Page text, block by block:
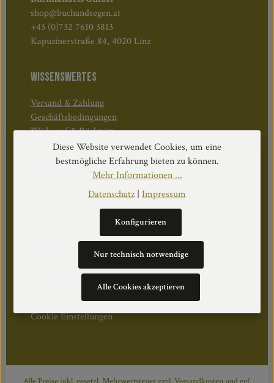
shop@buchundsegen.at
+43 (0)732 7610 3813
Kapuzinerstraße 84, 4020 Linz
WISSENSWERTES
Versand & Zahlung
Geschäftsbedingungen
Widerruf & Rücktritt
Öffnungszeiten:
Mo–Do: 08:30–17:00 Uhr
Fr: 08:30–12:30 Uhr
Cookie Einstellungen
Diese Website verwendet Cookies, um eine
bestmögliche Erfahrung bieten zu können.
Mehr Informationen ...
Datenschutz| Impressum
Nur technisch notwendige
Konfigurieren
Alle Cookies akzeptieren